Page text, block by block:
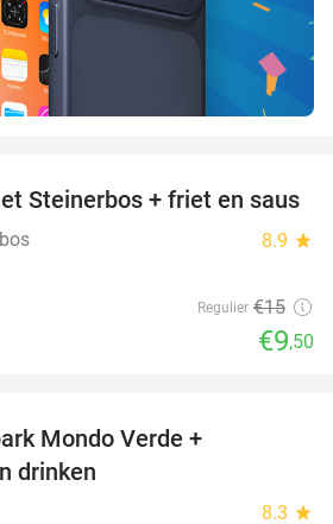
37%
Steinerbos + friet en saus
8.9 star
Regulier €15
€9,50
Mondo Verde +
drinken
8.3 star